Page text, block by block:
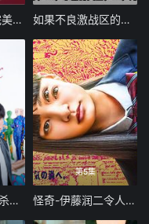
致亲爱的丈夫 完美妻子的谎言 如果不良激战区的四天王转生成了偶像团体
今晚也要和连环杀手约会
第5集
怪奇-伊藤润二令人彻夜难眠的奇异故事